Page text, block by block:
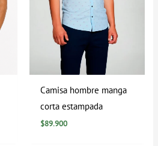
Camisa hombre manga
corta estampada
$89.900